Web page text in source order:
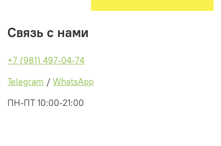
Связь с нами
+7 (981) 497-04-74
Telegram / WhatsApp
ПН-ПТ 10:00-21:00